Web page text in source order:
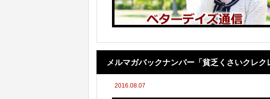
メルマガバックナンバー「貧乏くさいクレク
2016.08.07